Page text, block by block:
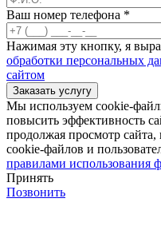
Ваш номер телефона *
Нажимая эту кнопку, я
обработки персональных
сайтом
Мы используем cookie-
повысить эффективность
продолжая просмотр сайта,
cookie-файлов и
правилами использования
Принять
Позвонить